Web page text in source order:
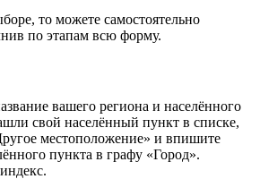
то можете самостоятельно
по этапам всю форму.
вашего региона и населённого
свой населённый пункт в списке,
местоположение» и впишите
пункта в графу «Город».